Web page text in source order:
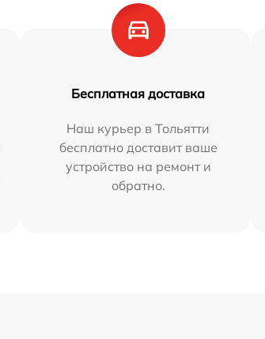
Бесплатная доставка
Наш курьер в Тольятти
бесплатно доставит ваше
устройство на ремонт и
обратно.